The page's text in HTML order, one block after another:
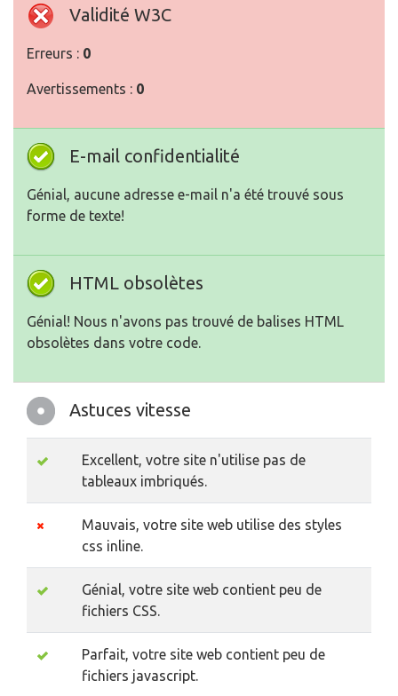
Validité W3C
Erreurs : 0
Avertissements : 0
E-mail confidentialité
Génial, aucune adresse e-mail n'a été trouvé sous
forme de texte!
HTML obsolètes
Génial! Nous n'avons pas trouvé de balises HTML
obsolètes dans votre code.
Astuces vitesse
Excellent, votre site n'utilise pas de
tableaux imbriqués.
Mauvais, votre site web utilise des styles
css inline.
Génial, votre site web contient peu de
fichiers CSS.
Parfait, votre site web contient peu de
fichiers javascript.